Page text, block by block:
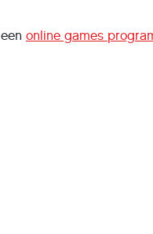
online games